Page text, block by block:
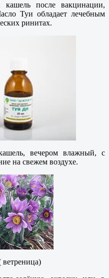
после вакцинации,
Туи обладает лечебным
ринитах.
вечером влажный, с
на свежем воздухе.
ветреница)